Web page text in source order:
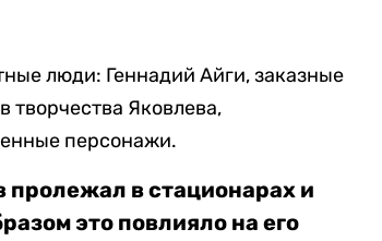
люди: Геннадий Айги, заказные
творчества Яковлева,
персонажи.
в стационарах и
это повлияло на его